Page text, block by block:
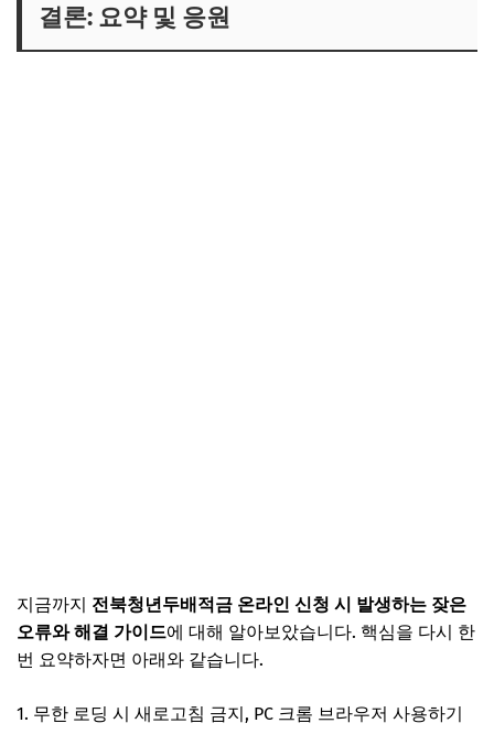
결론: 요약 및 응원
지금까지 전북청년두배적금 온라인 신청 시 발생하는 잦은
오류와 해결 가이드에 대해 알아보았습니다. 핵심을 다시 한
번 요약하자면 아래와 같습니다.
무한 로딩 시 새로고침 금지, PC 크롬 브라우저 사용하기